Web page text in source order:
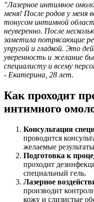
"Лазерное интимное
меня! После родов у меня
тонусом интимной
неуверенно. После
заметила потрясающие
упругой и гладкой. Это
уверенность и желание
специалисту и всему
- Екатерина, 28 лет.
Как проходит
интимного
Консультация
проводится
желаемые
Подготовка к
проходит
специальный гель.
Лазерное
производит
кожу и слизистые